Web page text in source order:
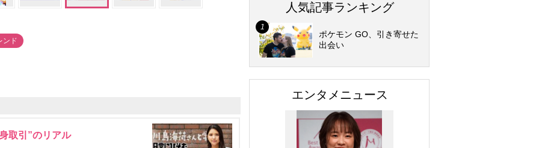
ンド
取引”のリアル
人気記事ランキング
ポケモン GO、引き寄せた
出会い
エンタメニュース